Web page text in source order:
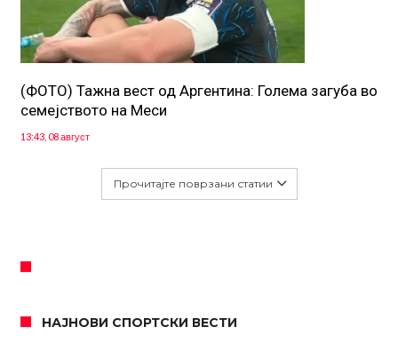
(ФОТО) Тажна вест од Аргентина: Голема загуба во
семејството на Меси
13:43, 08 август
Прочитајте поврзани статии
НАЈНОВИ СПОРТСКИ ВЕСТИ